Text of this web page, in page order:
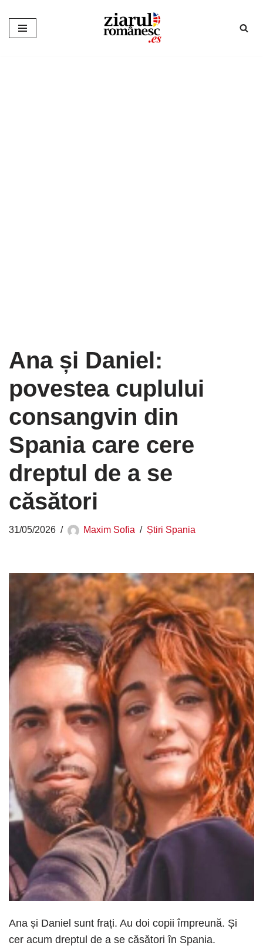
Sari
Ana și Daniel:
povestea cuplului
consangvin din
Spania care cere
dreptul de a se
căsători
31/05/2026 Maxim Sofia Știri Spania
Ana și Daniel sunt frați. Au doi copii împreună. Și
cer acum dreptul de a se căsători în Spania.